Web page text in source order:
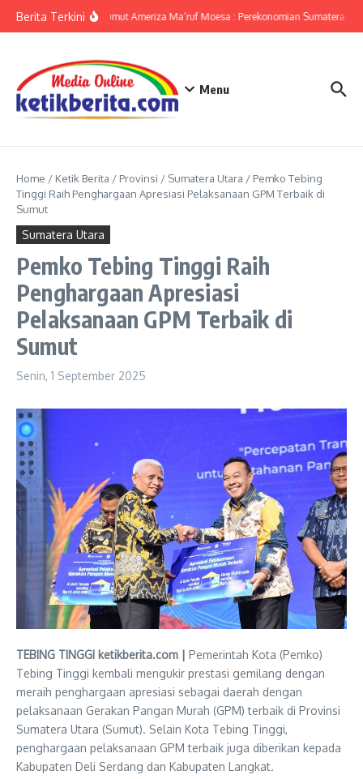
Berita TerkiniKPwBI Sumut Ameriza Ma’ruf Moesa : Perekonomian Sumatera
Menu
Home / Ketik Berita / Provinsi / Sumatera Utara / Pemko Tebing
Tinggi Raih Penghargaan Apresiasi Pelaksanaan GPM Terbaik di
Sumut
Sumatera Utara
Pemko Tebing Tinggi Raih
Penghargaan Apresiasi
Pelaksanaan GPM Terbaik di
Sumut
Senin, 1 September 2025
TEBING TINGGI ketikberita.com | Pemerintah Kota (Pemko)
Tebing Tinggi kembali mengukir prestasi gemilang dengan
meraih penghargaan apresiasi sebagai daerah dengan
pelaksanaan Gerakan Pangan Murah (GPM) terbaik di Provinsi
Sumatera Utara (Sumut). Selain Kota Tebing Tinggi,
penghargaan pelaksanaan GPM terbaik juga diberikan kepada
Kabupaten Deli Serdang dan Kabupaten Langkat.